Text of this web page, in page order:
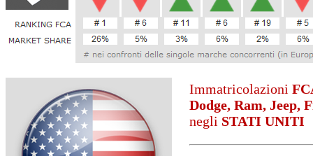
Immatricolazioni
Dodge, Ram, Jeep,
negli STATI UNITI